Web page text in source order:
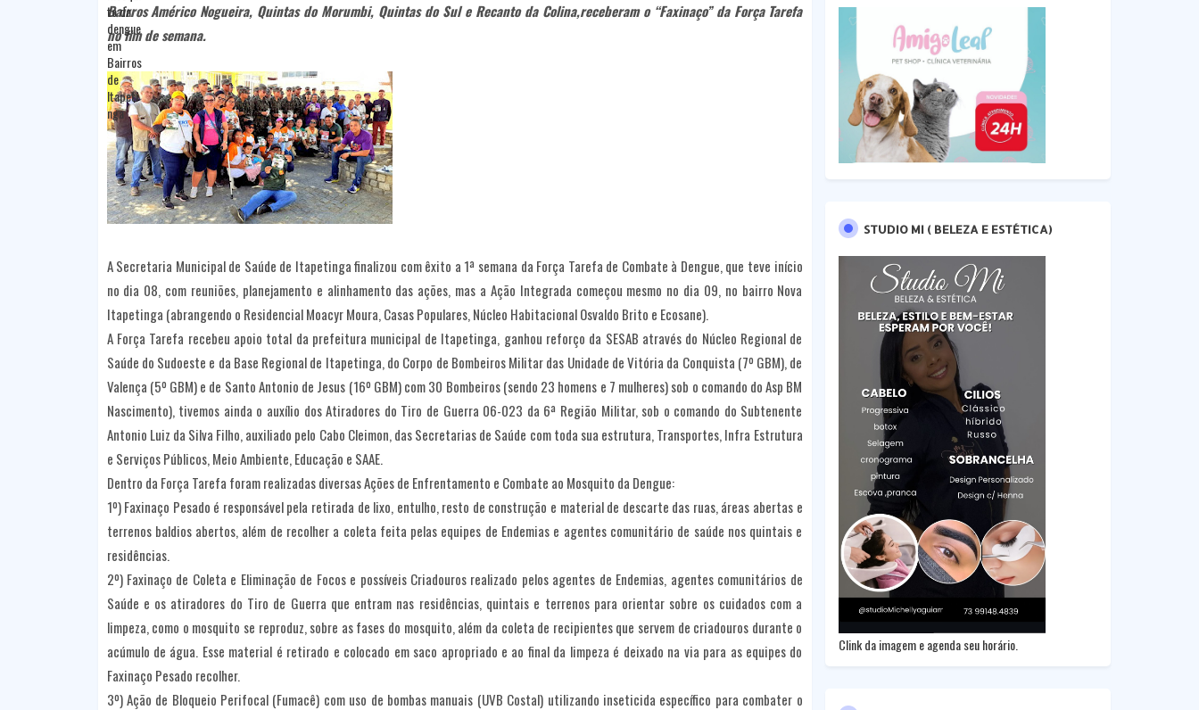
Bairros Américo Nogueira, Quintas do Morumbi, Quintas do Sul e Recanto da Colina,receberam o “Faxinaço” da Força Tarefa
no fim de semana.
A Secretaria Municipal de Saúde de Itapetinga finalizou com êxito a 1ª semana da Força Tarefa de Combate à Dengue, que teve início
no dia 08, com reuniões, planejamento e alinhamento das ações, mas a Ação Integrada começou mesmo no dia 09, no bairro Nova
Itapetinga (abrangendo o Residencial Moacyr Moura, Casas Populares, Núcleo Habitacional Osvaldo Brito e Ecosane).
A Força Tarefa recebeu apoio total da prefeitura municipal de Itapetinga, ganhou reforço da SESAB através do Núcleo Regional de
Saúde do Sudoeste e da Base Regional de Itapetinga, do Corpo de Bombeiros Militar das Unidade de Vitória da Conquista (7º GBM), de
Valença (5º GBM) e de Santo Antonio de Jesus (16º GBM) com 30 Bombeiros (sendo 23 homens e 7 mulheres) sob o comando do Asp BM
Nascimento), tivemos ainda o auxílio dos Atiradores do Tiro de Guerra 06-023 da 6ª Região Militar, sob o comando do Subtenente
Antonio Luiz da Silva Filho, auxiliado pelo Cabo Cleimon, das Secretarias de Saúde com toda sua estrutura, Transportes, Infra Estrutura
e Serviços Públicos, Meio Ambiente, Educação e SAAE.
Dentro da Força Tarefa foram realizadas diversas Ações de Enfrentamento e Combate ao Mosquito da Dengue:
1º) Faxinaço Pesado é responsável pela retirada de lixo, entulho, resto de construção e material de descarte das ruas, áreas abertas e
terrenos baldios abertos, além de recolher a coleta feita pelas equipes de Endemias e agentes comunitário de saúde nos quintais e
residências.
2º) Faxinaço de Coleta e Eliminação de Focos e possíveis Criadouros realizado pelos agentes de Endemias, agentes comunitários de
Saúde e os atiradores do Tiro de Guerra que entram nas residências, quintais e terrenos para orientar sobre os cuidados com a
limpeza, como o mosquito se reproduz, sobre as fases do mosquito, além da coleta de recipientes que servem de criadouros durante o
acúmulo de água. Esse material é retirado e colocado em saco apropriado e ao final da limpeza é deixado na via para as equipes do
Faxinaço Pesado recolher.
3º) Ação de Bloqueio Perifocal (Fumacê) com uso de bombas manuais (UVB Costal) utilizando inseticida específico para combater o
STUDIO MI ( BELEZA E ESTÉTICA)
Clink da imagem e agenda seu horário.